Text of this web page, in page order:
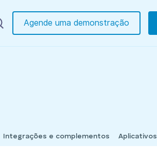
Agende uma demonstração
Integrações e complementos Aplicativos